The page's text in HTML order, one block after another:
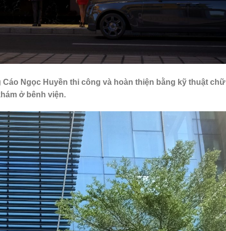
Ngọc Huyền thi công và hoàn thiện bằng kỹ thuật chữ
ở bênh viện.